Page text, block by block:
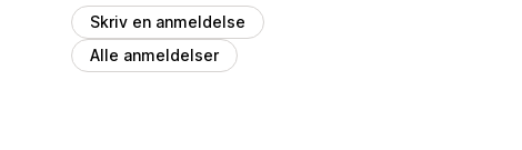
Skriv en anmeldelse
Alle anmeldelser